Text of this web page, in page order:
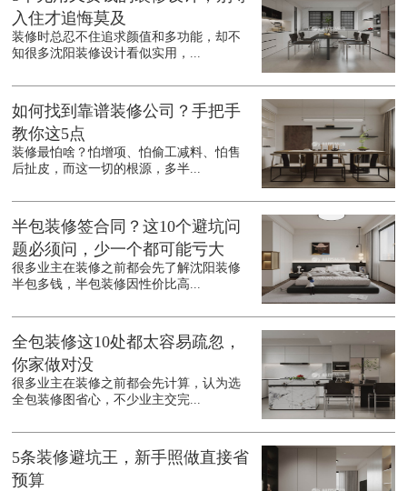
入住才追悔莫及
装修时总忍不住追求颜值和多功能，却不
知很多沈阳装修设计看似实用，...
如何找到靠谱装修公司？手把手
教你这5点
装修最怕啥？怕增项、怕偷工减料、怕售
后扯皮，而这一切的根源，多半...
半包装修签合同？这10个避坑问
题必须问，少一个都可能亏大
很多业主在装修之前都会先了解沈阳装修
半包多钱，半包装修因性价比高...
全包装修这10处都太容易疏忽，
你家做对没
很多业主在装修之前都会先计算，认为选
全包装修图省心，不少业主交完...
5条装修避坑王，新手照做直接省
预算